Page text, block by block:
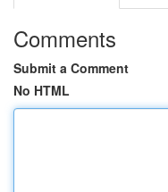
Comments
Submit a Comment
No HTML